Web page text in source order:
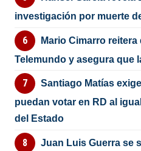
investigación por muerte
Mario Cimarro
Telemundo y asegura que
Santiago Matías
puedan votar en RD al
del Estado
Juan Luis Guerra se